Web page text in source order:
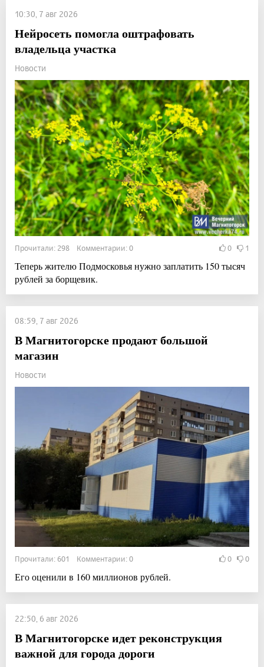
10:30, 7 авг 2026
Нейросеть помогла оштрафовать
владельца участка
Новости
Прочитали: 298 Комментарии: 0 0 1
Теперь жителю Подмосковья нужно заплатить 150 тысяч
рублей за борщевик.
08:59, 7 авг 2026
В Магнитогорске продают большой
магазин
Новости
Прочитали: 601 Комментарии: 0 0 0
Его оценили в 160 миллионов рублей.
22:50, 6 авг 2026
В Магнитогорске идет реконструкция
важной для города дороги